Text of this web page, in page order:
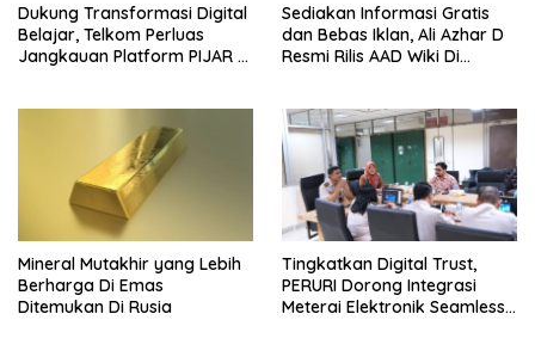
Dukung Transformasi Digital
Belajar, Telkom Perluas
Jangkauan Platform PIJAR Di
Sediakan Informasi Gratis
dan Bebas Iklan, Ali Azhar D
Resmi Rilis AAD Wiki Di
Mineral Mutakhir yang Lebih
Berharga Di Emas
Ditemukan Di Rusia
Tingkatkan Digital Trust,
PERURI Dorong Integrasi
Meterai Elektronik Seamless